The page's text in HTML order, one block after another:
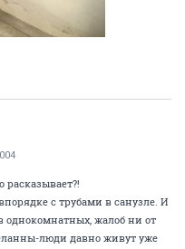
расказывает?!
с трубами в санузле. И
однокомнатных, жалоб ни от
люди давно живут уже